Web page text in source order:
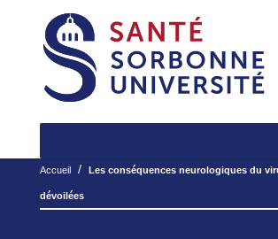
Accueil/ Les conséquences neurologiques du
dévoilées